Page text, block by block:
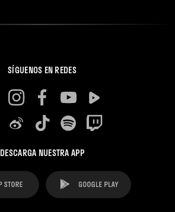
SÍGUENOS EN REDES
DESCARGA NUESTRA APP